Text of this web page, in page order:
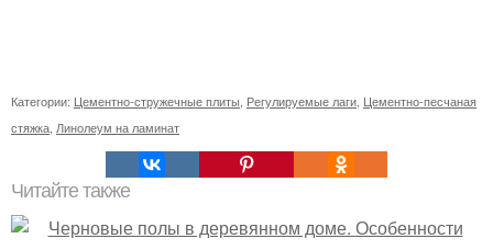
Категории: Цементно-стружечные плиты Регулируемые лаги Цементно-песчаная
стяжка Линолеум на ламинат
Читайте также